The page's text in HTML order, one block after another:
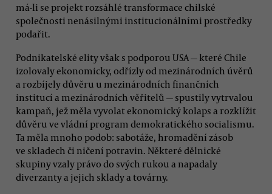
má-li se projekt rozsáhlé transformace chilské
společnosti nenásilnými institucionálními prostředky
podařit.
Podnikatelské elity však s podporou USA — které Chile
izolovaly ekonomicky, odřízly od mezinárodních úvěrů
a rozbíjely důvěru u mezinárodních finančních
institucí a mezinárodních věřitelů — spustily vytrvalou
kampaň, jež měla vyvolat ekonomický kolaps a rozklížit
důvěru ve vládní program demokratického socialismu.
Ta měla mnoho podob: sabotáže, hromadění zásob
ve skladech či ničení potravin. Některé dělnické
skupiny vzaly právo do svých rukou a napadaly
diverzanty a jejich sklady a továrny.